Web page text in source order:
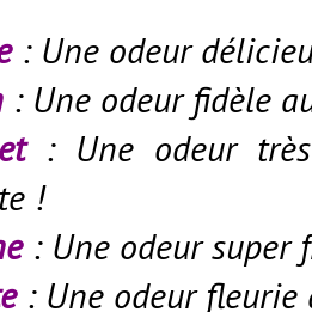
: Une odeur
: Une odeur fidèle
: Une odeur
!
: Une odeur super
: Une odeur fleurie